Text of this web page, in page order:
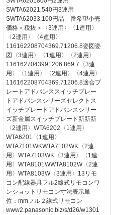
SWTA62021,540円3連用
SWTA62033,100円品 番希望小売
価格＜税抜＞〈3連用〉〈1連用〉
〈2連用〉〈4連用〉
116162208704369.71206.8姿図姿
図〈3連用〉〈1連用〉〈2連用〉
1161627043991206.869.7〈3連
用〉〈1連用〉〈2連用〉〈4連用〉
116162208704369.71206.8適合プ
レートアドバンススイッチプレー
トアドバンスシリーズセレクトス
イッチプレートアドバンスシリー
ズ新金属スイッチプレート新新新
〈2連用〉WTA6202〈1連用〉
WTA6201〈1連用〉
WTA7101WKWTA7102WK〈2連
用〉WTA7103WK〈3連用〉〈1連
用〉WTA8101WWTA8102W〈2連
用〉WTA8103W〈3連用〉13リモ
コン配線器具フル2線式リモコンワ
ンショットリモコン寸法表示単
位：mmフル２線式リモコン
www2.panasonic.biz/s/d26/w1301